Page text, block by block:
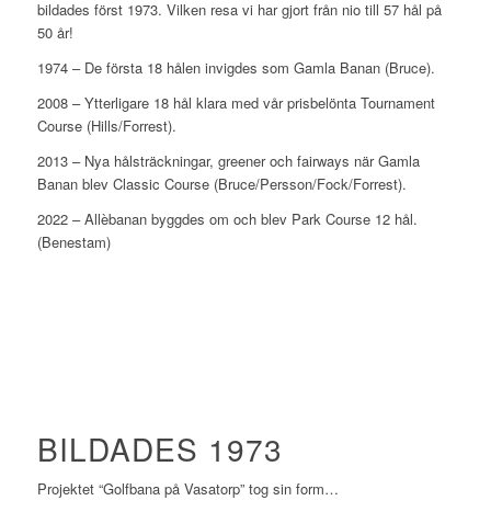
bildades först 1973. Vilken resa vi har gjort från nio till 57 hål på
50 år!
1974 – De första 18 hålen invigdes som Gamla Banan (Bruce).
2008 – Ytterligare 18 hål klara med vår prisbelönta Tournament
Course (Hills/Forrest).
2013 – Nya hålsträckningar, greener och fairways när Gamla
Banan blev Classic Course (Bruce/Persson/Fock/Forrest).
2022 – Allèbanan byggdes om och blev Park Course 12 hål.
(Benestam)
BILDADES 1973
Projektet “Golfbana på Vasatorp” tog sin form…